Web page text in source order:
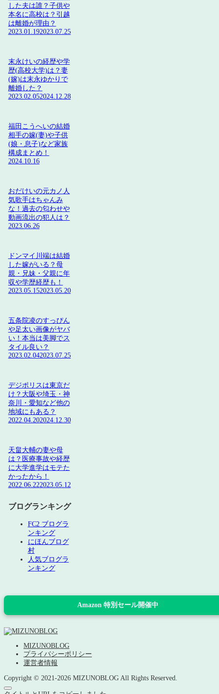
した夫は誰？子供や
本名に高校は？引越
は離婚が理由？
2023.01.192023.07.25
末永けいの経歴や学
歴(高校大学)は？妻
(嫁)は末永ゆかりで
離婚した？
2023.02.052024.12.28
福田こうへいの結婚
相手の嫁(妻)や子供
(娘・息子)など家族
構成まとめ！
2024.10.16
おだけいの元カノ人
気歌手はちゃんみ
な！過去の匂わせや
動画流出の犯人は？
2023.06.26
ドンマイ川端は結婚
した嫁がいる？母
親・兄妹・父親に年
収や学歴経歴も！
2023.05.152023.05.20
五条院凌のすっぴん
や足太い画像がヤバ
い！本当は美脚でス
タイル良い？
2023.02.042023.07.25
デジポリスは東京だ
け？大阪や埼玉・神
奈川・愛知など他の
地域にもある？
2022.04.202024.12.30
天畠大輔の妻や母
は？医療事故や経歴
に大学進学はモテた
かったから！
2022.06.222023.05.12
ブログランキング
FC2 ブログラ
ンキング
にほんブログ
村
人気ブログラ
ンキング
Amazon 特別セール開催中
MIZUNOBLOG
プライバシーポリシー
運営者情報
Copyright © 2021-2026 MIZUNOBLOG All Rights Reserved.